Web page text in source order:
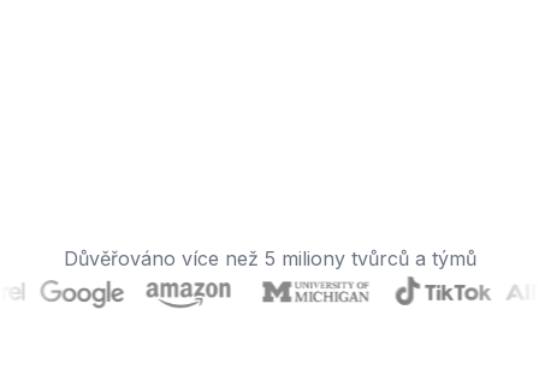
Důvěřováno více než 5 miliony tvůrců a týmů